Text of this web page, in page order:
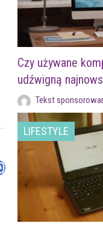
Czy używane
udźwigną
Tekst
LIFESTYLE